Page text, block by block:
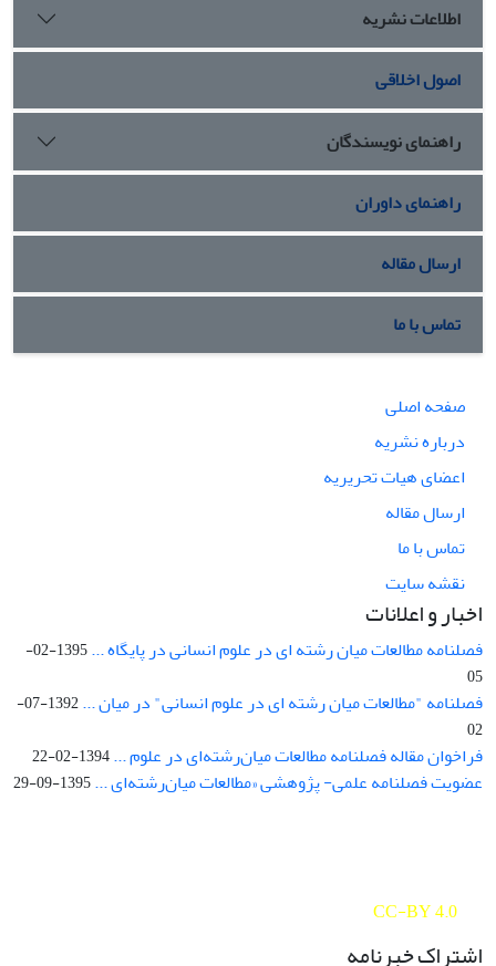
اطلاعات نشریه
اصول اخلاقی
راهنمای نویسندگان
راهنمای داوران
ارسال مقاله
تماس با ما
صفحه اصلی
درباره نشریه
اعضای هیات تحریریه
ارسال مقاله
تماس با ما
نقشه سایت
اخبار و اعلانات
فصلنامه مطالعات میان رشته ای در علوم انسانی در پایگاه ...
1395-02-
05
فصلنامه "مطالعات میان رشته ای در علوم انسانی" در میان ...
1392-07-
02
فراخوان مقاله فصلنامه مطالعات میان‌رشته‌ای در علوم ...1394-02-22
عضویت فصلنامه علمی- پژوهشی «مطالعات میان‌رشته‌ای ...1395-09-29
CC-BY 4.0
اشتراک خبرنامه